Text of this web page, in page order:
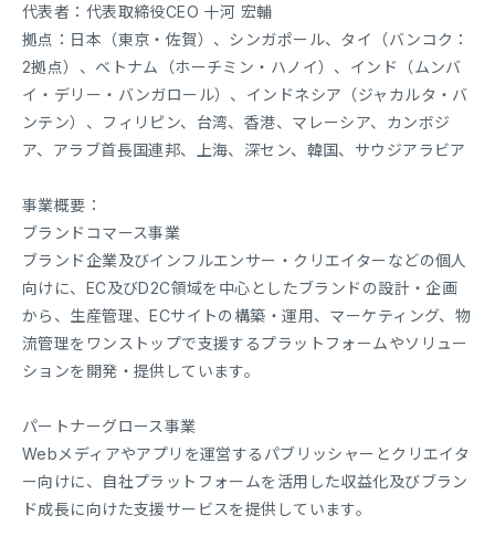
代表者：代表取締役CEO 十河 宏輔
拠点：日本（東京・佐賀）、シンガポール、タイ（バンコク：
2拠点）、ベトナム（ホーチミン・ハノイ）、インド（ムンバ
イ・デリー・バンガロール）、インドネシア（ジャカルタ・バ
ンテン）、フィリピン、台湾、香港、マレーシア、カンボジ
ア、アラブ首長国連邦、上海、深セン、韓国、サウジアラビア
事業概要：
ブランドコマース事業
ブランド企業及びインフルエンサー・クリエイターなどの個人
向けに、EC及びD2C領域を中心としたブランドの設計・企画
から、生産管理、ECサイトの構築・運用、マーケティング、物
流管理をワンストップで支援するプラットフォームやソリュー
ションを開発・提供しています。
パートナーグロース事業
Webメディアやアプリを運営するパブリッシャーとクリエイタ
ー向けに、自社プラットフォームを活用した収益化及びブラン
ド成長に向けた支援サービスを提供しています。